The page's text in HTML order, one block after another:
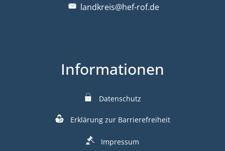
landkreis@hef-rof.de
Informationen
Datenschutz
Erklärung zur Barrierefreiheit
Impressum